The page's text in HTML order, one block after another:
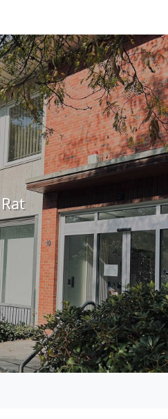
Rat